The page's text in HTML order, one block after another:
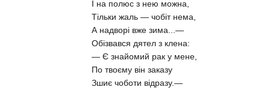
І на полюс з нею можна,
Тільки жаль — чобіт нема,
А надворі вже зима...—
Обізвався дятел з клена:
— Є знайомий рак у мене,
По твоєму він заказу
Зшиє чоботи відразу.—